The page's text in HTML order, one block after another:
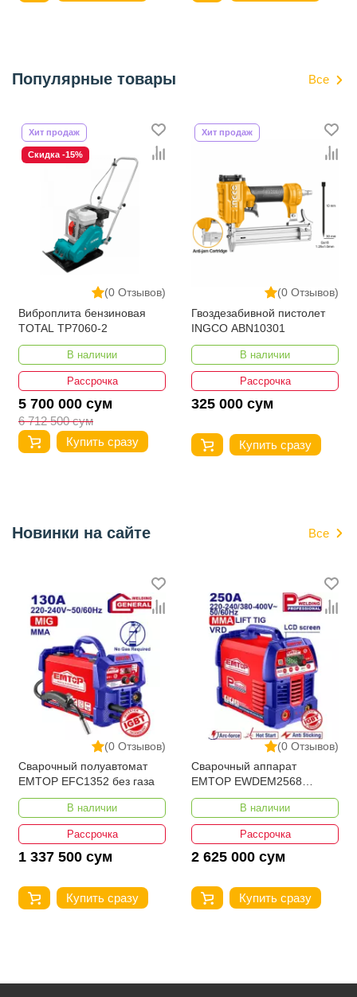
Популярные товары Все
(0 Отзывов)
Хит продаж
Скидка -15%
Виброплита бензиновая
TOTAL TP7060-2
В наличии
Рассрочка
5 700 000 сум
6 712 500 сум
Купить сразу
(0 Отзывов)
Хит продаж
Гвоздезабивной пистолет
INGCO ABN10301
В наличии
Рассрочка
325 000 сум
Купить сразу
Новинки на сайте Все
(0 Отзывов)
Сварочный полуавтомат
EMTOP EFC1352 без газа
В наличии
Рассрочка
1 337 500 сум
Купить сразу
(0 Отзывов)
Сварочный аппарат
EMTOP EWDEM2568
MMA/TIG Lift
В наличии
Рассрочка
2 625 000 сум
Купить сразу